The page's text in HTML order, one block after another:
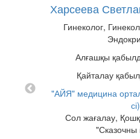
Харсеева
Гинеколог,
Алғашқы
Қайталау
"АЙЯ" медицина
сі)
Сол жағалау,